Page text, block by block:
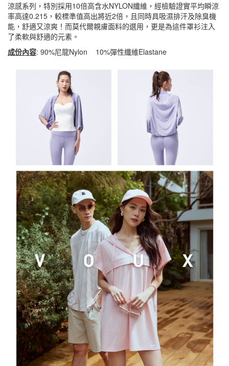
涼感系列，特別採用10倍高含水NYLON纖維，經檢驗證實平均瞬涼
率高達0.215，較標準值高出將近2倍，且同時具吸濕排汗及除臭機
能，舒適又涼爽！而莫代爾親膚面料的選用，更是為這件罩衫注入
了柔軟與舒適的元素。
成份內容: 90%尼龍Nylon 10%彈性纖維Elastane